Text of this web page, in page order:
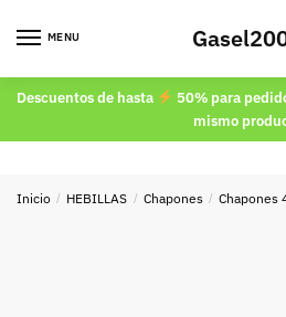
MENU
Descuentos de hasta
50% para
mismo
Inicio / HEBILLAS / Chapones / Chapones